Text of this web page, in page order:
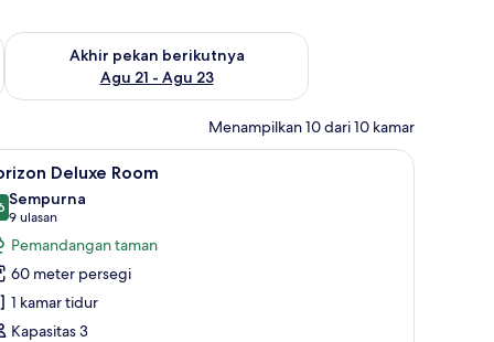
Agu 14 - Agu 16
Akhir pekan berikutnya
Agu 21 - Agu 23
Periksa ketersediaan untuk akhir pekan berikutnya Agu 21 -
Menampilkan 10 dari 10 kamar
minibar, brankas, dan ruang kerja ramah laptopHorizon Deluxe Room | Seprai premium,
6 Deluxe Room
dari 10
Sempurna
9 ulasan
(9
ulasan)
Pemandangan taman
60 meter persegi
1 kamar tidur
Kapasitas 3